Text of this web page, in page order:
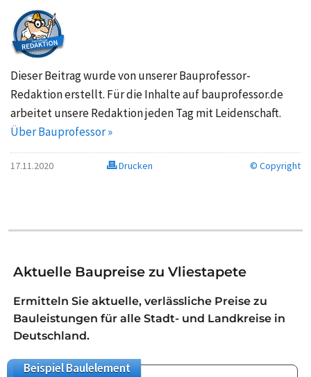
Dieser Beitrag wurde von unserer Bauprofessor-
Redaktion erstellt. Für die Inhalte auf bauprofessor.de
arbeitet unsere Redaktion jeden Tag mit Leidenschaft.
Über Bauprofessor »
17.11.2020 Drucken © Copyright
Aktuelle Baupreise zu Vliestapete
Ermitteln Sie aktuelle, verlässliche Preise zu
Bauleistungen für alle Stadt- und Landkreise in
Deutschland.
BeispielBaulelement